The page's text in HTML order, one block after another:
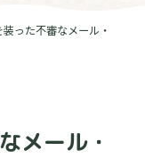
った不審なメール・
メール・